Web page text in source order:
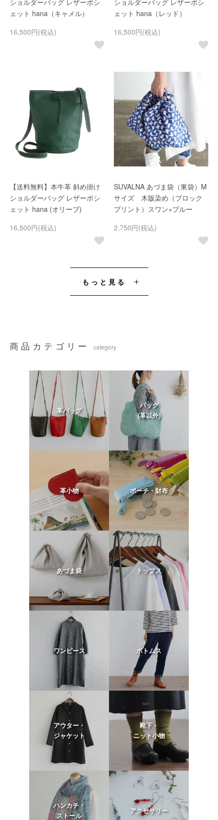
ショルダーバッグ レザーポシ
ェット hana（キャメル）
16,500円(税込)
ショルダーバッグ レザーポシ
ェット hana（レッド）
16,500円(税込)
【送料無料】本牛革 斜め掛け
ショルダーバッグ レザーポシ
ェット hana (オリーブ)
16,500円(税込)
SUVALNA あづま袋（東袋）M
サイズ 木版染め（ブロック
プリント）スワン×ブルー
2,750円(税込)
もっと見る
商品カテゴリー category
革バッグ
バッグ
(革以外)
革小物 ポーチ・財布
あづま袋 トップス
ワンピース ボトムス
アウター・
ジャケット
靴下・
ニット小物
ハンカチ・
ストール
アクセサリー